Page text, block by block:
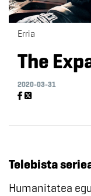
Erria
The
2020-03-31
Telebista
Humanitatea